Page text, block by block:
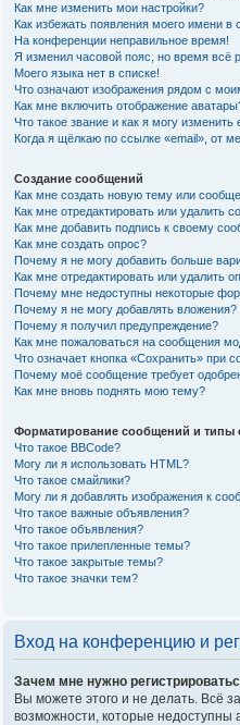
Как мне изменить мои настройки?
Как избежать появления моего имени в
На конференции неправильное время!
Я изменил часовой пояс, но время всё
Моего языка нет в списке!
Что означают изображения рядом с
Как мне включить отображение
Что такое звание и как я могу изменить
Когда я щёлкаю по ссылке «email», от
Создание сообщений
Как мне создать новую тему или
Как мне отредактировать или удалить
Как мне добавить подпись к своему
Как мне создать опрос?
Почему я не могу добавить больше
Как мне отредактировать или удалить
Почему мне недоступны некоторые
Почему я не могу добавлять вложения?
Почему я получил предупреждение?
Как мне пожаловаться на сообщения
Что означает кнопка «Сохранить» при
Почему моё сообщение требует
Как мне вновь поднять мою тему?
Форматирование сообщений и типы
Что такое BBCode?
Могу ли я использовать HTML?
Что такое смайлики?
Могу ли я добавлять изображения к
Что такое важные объявления?
Что такое объявления?
Что такое прилепленные темы?
Что такое закрытые темы?
Что такое значки тем?
Вход на конференцию и
Зачем мне нужно
Вы можете этого и не делать. Всё
возможности, которые недоступны